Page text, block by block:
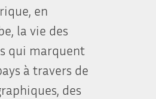
en
la vie des
qui marquent
à travers de
des